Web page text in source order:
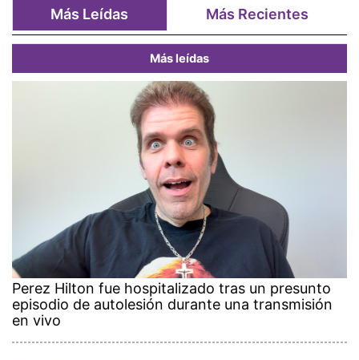
Más Leídas Más Recientes
Más leídas
Perez Hilton fue hospitalizado tras un presunto
episodio de autolesión durante una transmisión
en vivo